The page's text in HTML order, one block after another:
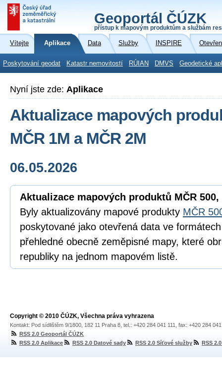
Geoportál ČÚZK
přístup k mapovým produktům a službám
Vítejte Aplikace Data Služby INSPIRE
Poskytování geodat Katastr nemovitostí RÚIAN DMVS Geodetické
Nyní jste zde: Aplikace
Aktualizace mapových
MČR 1M a MČR 2M
06.05.2026
Aktualizace mapových produktů MČR 500,
Byly aktualizovány mapové produkty MČR
poskytované jako otevřená data ve
přehledné obecně zeměpisné mapy, které
republiky na jednom mapovém listě.
Copyright © 2010 ČÚZK, Všechna práva vyhrazena
Kontakt: Pod sídlištěm 9/1800, 182 11 Praha 8, tel.: +420 284 041 111, fax: +420 284
RSS 2.0 Geoportál ČÚZK
RSS 2.0 Aplikace
RSS 2.0 Datové sady RSS 2.0 Síťové služby RSS